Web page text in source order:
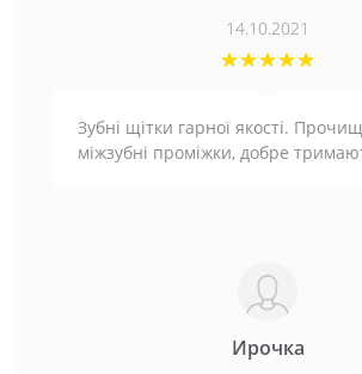
14.10.2021
Зубні щітки гарної якості.
міжзубні проміжки, добре
Ирочка